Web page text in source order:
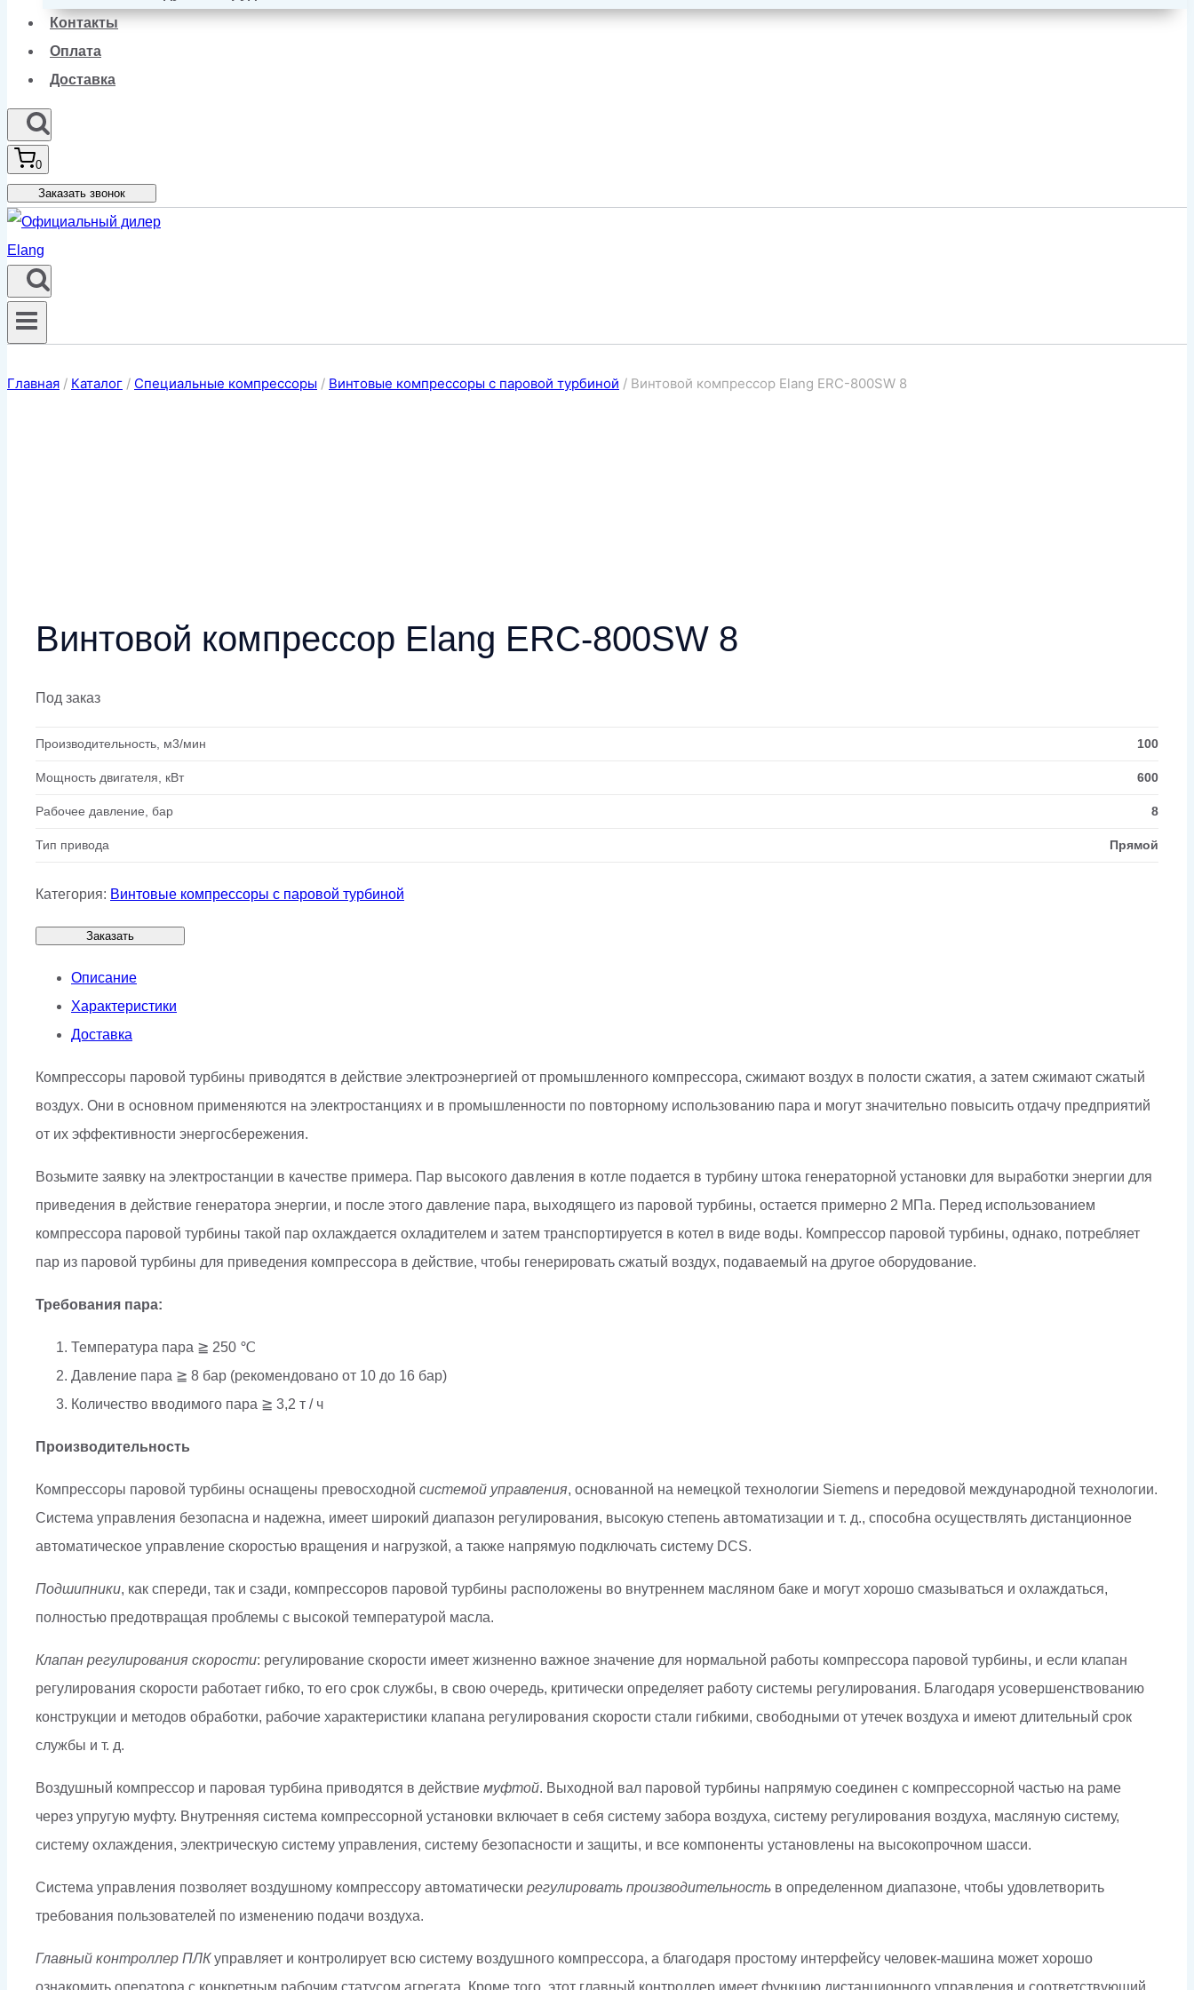
Контакты
Оплата
Доставка
0
Заказать звонок
Главная / Каталог / Специальные компрессоры / Винтовые компрессоры с паровой турбиной / Винтовой компрессор Elang ERC-800SW 8
Винтовой компрессор Elang ERC-800SW 8
Под заказ
Производительность, м3/мин 100
Мощность двигателя, кВт 600
Рабочее давление, бар 8
Тип привода Прямой
Категория: Винтовые компрессоры с паровой турбиной
Заказать
Описание
Характеристики
Доставка
Компрессоры паровой турбины приводятся в действие электроэнергией от промышленного компрессора, сжимают воздух в полости сжатия, а затем сжимают сжатый
воздух. Они в основном применяются на электростанциях и в промышленности по повторному использованию пара и могут значительно повысить отдачу предприятий
от их эффективности энергосбережения.
Возьмите заявку на электростанции в качестве примера. Пар высокого давления в котле подается в турбину штока генераторной установки для выработки энергии для
приведения в действие генератора энергии, и после этого давление пара, выходящего из паровой турбины, остается примерно 2 МПа. Перед использованием
компрессора паровой турбины такой пар охлаждается охладителем и затем транспортируется в котел в виде воды. Компрессор паровой турбины, однако, потребляет
пар из паровой турбины для приведения компрессора в действие, чтобы генерировать сжатый воздух, подаваемый на другое оборудование.
Требования пара:
Температура пара ≧ 250 ℃
Давление пара ≧ 8 бар (рекомендовано от 10 до 16 бар)
Количество вводимого пара ≧ 3,2 т / ч
Производительность
Компрессоры паровой турбины оснащены превосходной системой управления, основанной на немецкой технологии Siemens и передовой международной технологии.
Система управления безопасна и надежна, имеет широкий диапазон регулирования, высокую степень автоматизации и т. д., способна осуществлять дистанционное
автоматическое управление скоростью вращения и нагрузкой, а также напрямую подключать систему DCS.
Подшипники, как спереди, так и сзади, компрессоров паровой турбины расположены во внутреннем масляном баке и могут хорошо смазываться и охлаждаться,
полностью предотвращая проблемы с высокой температурой масла.
Клапан регулирования скорости: регулирование скорости имеет жизненно важное значение для нормальной работы компрессора паровой турбины, и если клапан
регулирования скорости работает гибко, то его срок службы, в свою очередь, критически определяет работу системы регулирования. Благодаря усовершенствованию
конструкции и методов обработки, рабочие характеристики клапана регулирования скорости стали гибкими, свободными от утечек воздуха и имеют длительный срок
службы и т. д.
Воздушный компрессор и паровая турбина приводятся в действие муфтой. Выходной вал паровой турбины напрямую соединен с компрессорной частью на раме
через упругую муфту. Внутренняя система компрессорной установки включает в себя систему забора воздуха, систему регулирования воздуха, масляную систему,
систему охлаждения, электрическую систему управления, систему безопасности и защиты, и все компоненты установлены на высокопрочном шасси.
Система управления позволяет воздушному компрессору автоматически регулировать производительность в определенном диапазоне, чтобы удовлетворить
требования пользователей по изменению подачи воздуха.
Главный контроллер ПЛКуправляет и контролирует всю систему воздушного компрессора, а благодаря простому интерфейсу человек-машина может хорошо
ознакомить оператора с конкретным рабочим статусом агрегата. Кроме того, этот главный контроллер имеет функцию дистанционного управления и соответствующий